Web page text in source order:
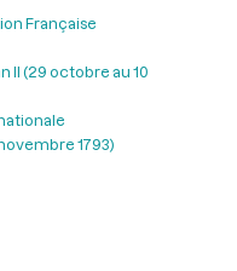
Française
II (29 octobre au 10
1793)